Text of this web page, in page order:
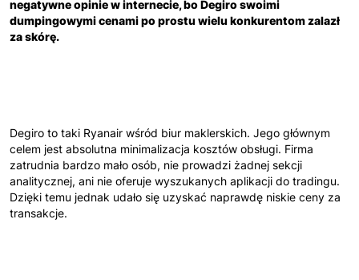
negatywne opinie w internecie, bo Degiro swoimi
dumpingowymi cenami po prostu wielu konkurentom zalazł
za skórę.
Degiro to taki Ryanair wśród biur maklerskich. Jego głównym
celem jest absolutna minimalizacja kosztów obsługi. Firma
zatrudnia bardzo mało osób, nie prowadzi żadnej sekcji
analitycznej, ani nie oferuje wyszukanych aplikacji do tradingu.
Dzięki temu jednak udało się uzyskać naprawdę niskie ceny za
transakcje.